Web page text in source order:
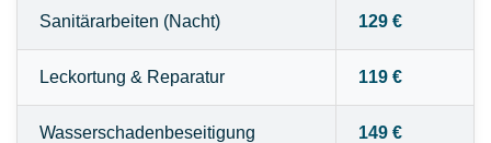
Sanitärarbeiten (Nacht) 129 €
Leckortung & Reparatur 119 €
Wasserschadenbeseitigung 149 €